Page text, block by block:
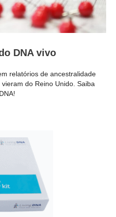
DNA vivo
relatórios de ancestralidade
do Reino Unido. Saiba